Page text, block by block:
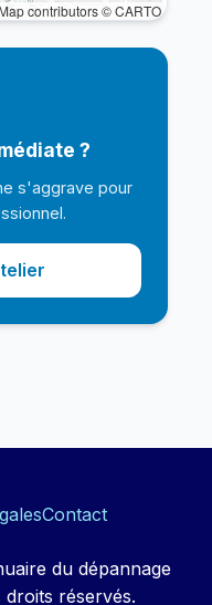
contributors © CARTO
?
s'aggrave pour
Contact
du dépannage
réservés.